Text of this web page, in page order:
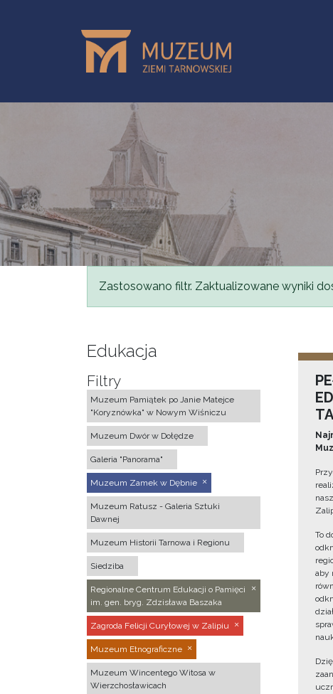
Komunikat
Zastosowano filtr. Zaktualizowane wyniki
Edukacja
Filtry
Muzeum Pamiątek po Janie Matejce
"Koryznówka" w Nowym Wiśniczu
Muzeum Dwór w Dołędze
Galeria "Panorama"
Muzeum Zamek w Dębnie
Muzeum Ratusz - Galeria Sztuki
Dawnej
Muzeum Historii Tarnowa i Regionu
Siedziba
Regionalne Centrum Edukacji o Pamięci
im. gen. bryg. Zdzisława Baszaka
Zagroda Felicji Curyłowej w Zalipiu
Muzeum Etnograficzne
Muzeum Wincentego Witosa w
Wierzchosławicach
To
aby